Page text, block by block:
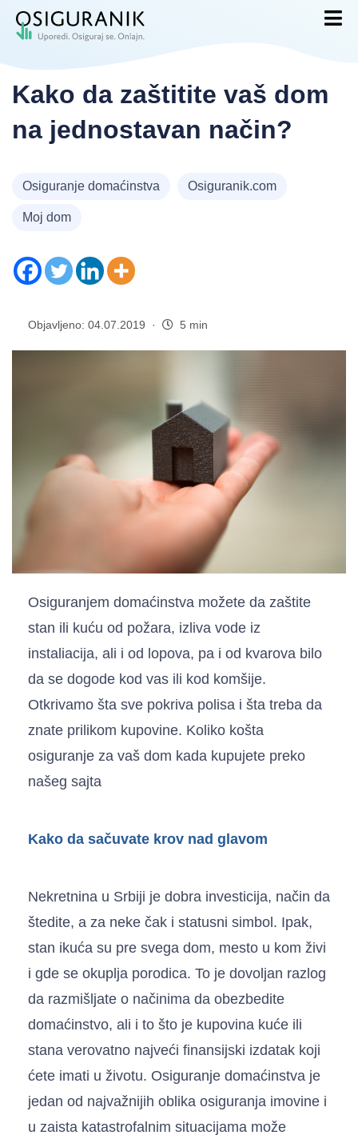
Kako da zaštitite vaš dom
na jednostavan način?
Osiguranje domaćinstva Osiguranik.com
Moj dom
Objavljeno: 04.07.2019 · 5 min
Osiguranjem domaćinstva možete da zaštite
stan ili kuću od požara, izliva vode iz
instaliacija, ali i od lopova, pa i od kvarova bilo
da se dogode kod vas ili kod komšije.
Otkrivamo šta sve pokriva polisa i šta treba da
znate prilikom kupovine. Koliko košta
osiguranje za vaš dom kada kupujete preko
našeg sajta
Kako da sačuvate krov nad glavom
Nekretnina u Srbiji je dobra investicija, način da
štedite, a za neke čak i statusni simbol. Ipak,
stan ikuća su pre svega dom, mesto u kom živi
i gde se okuplja porodica. To je dovoljan razlog
da razmišljate o načinima da obezbedite
domaćinstvo, ali i to što je kupovina kuće ili
stana verovatno najveći finansijski izdatak koji
ćete imati u životu. Osiguranje domaćinstva je
jedan od najvažnijih oblika osiguranja imovine i
u zaista katastrofalnim situacijama može